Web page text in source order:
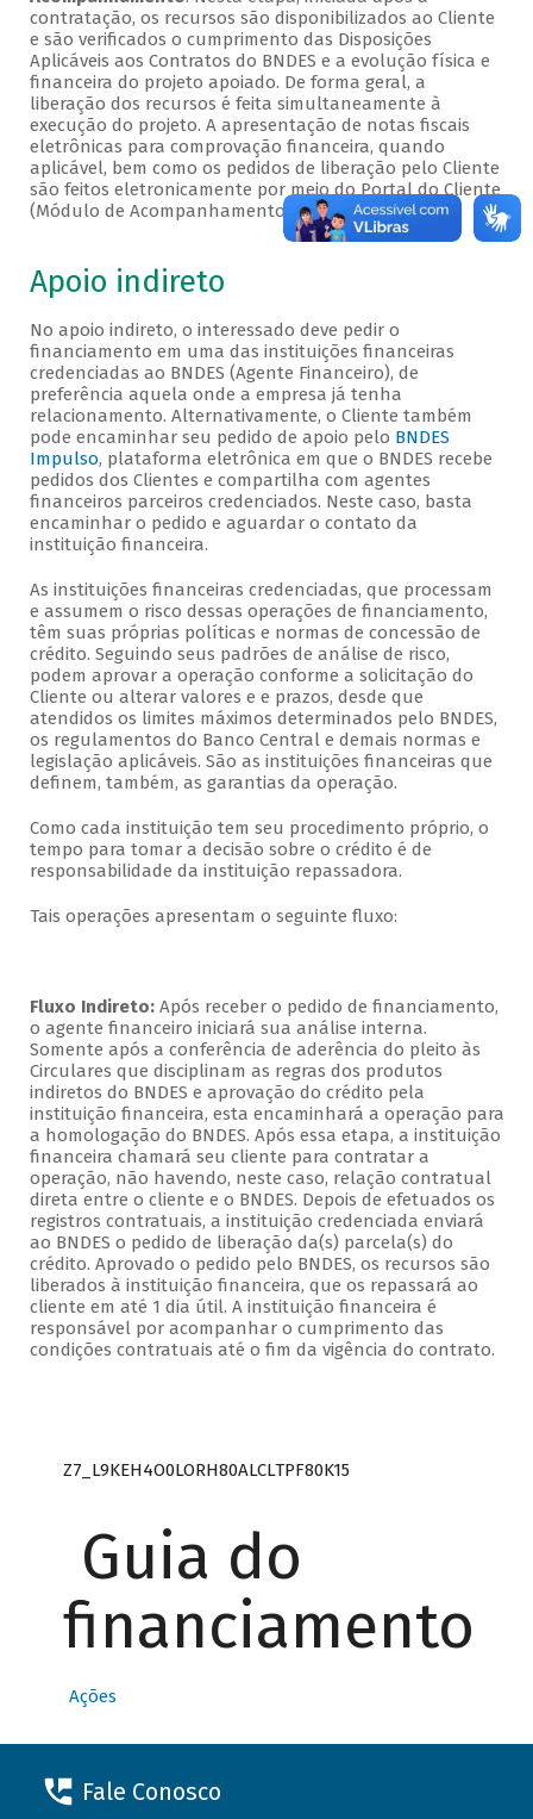
contratação, os recursos são disponibilizados ao Cliente
e são verificados o cumprimento das Disposições
Aplicáveis aos Contratos do BNDES e a evolução física e
financeira do projeto apoiado. De forma geral, a
liberação dos recursos é feita simultaneamente à
execução do projeto. A apresentação de notas fiscais
eletrônicas para comprovação financeira, quando
aplicável, bem como os pedidos de liberação pelo Cliente
são feitos eletronicamente por meio do Portal do Cliente
(Módulo de Acompanhamento).
Apoio indireto
No apoio indireto, o interessado deve pedir o
financiamento em uma das instituições financeiras
credenciadas ao BNDES (Agente Financeiro), de
preferência aquela onde a empresa já tenha
relacionamento. Alternativamente, o Cliente também
pode encaminhar seu pedido de apoio pelo BNDES
Impulso, plataforma eletrônica em que o BNDES recebe
pedidos dos Clientes e compartilha com agentes
financeiros parceiros credenciados. Neste caso, basta
encaminhar o pedido e aguardar o contato da
instituição financeira.
As instituições financeiras credenciadas, que processam
e assumem o risco dessas operações de financiamento,
têm suas próprias políticas e normas de concessão de
crédito. Seguindo seus padrões de análise de risco,
podem aprovar a operação conforme a solicitação do
Cliente ou alterar valores e e prazos, desde que
atendidos os limites máximos determinados pelo BNDES,
os regulamentos do Banco Central e demais normas e
legislação aplicáveis. São as instituições financeiras que
definem, também, as garantias da operação.
Como cada instituição tem seu procedimento próprio, o
tempo para tomar a decisão sobre o crédito é de
responsabilidade da instituição repassadora.
Tais operações apresentam o seguinte fluxo:
Fluxo Indireto: Após receber o pedido de financiamento,
o agente financeiro iniciará sua análise interna.
Somente após a conferência de aderência do pleito às
Circulares que disciplinam as regras dos produtos
indiretos do BNDES e aprovação do crédito pela
instituição financeira, esta encaminhará a operação para
a homologação do BNDES. Após essa etapa, a instituição
financeira chamará seu cliente para contratar a
operação, não havendo, neste caso, relação contratual
direta entre o cliente e o BNDES. Depois de efetuados os
registros contratuais, a instituição credenciada enviará
ao BNDES o pedido de liberação da(s) parcela(s) do
crédito. Aprovado o pedido pelo BNDES, os recursos são
liberados à instituição financeira, que os repassará ao
cliente em até 1 dia útil. A instituição financeira é
responsável por acompanhar o cumprimento das
condições contratuais até o fim da vigência do contrato.
Z7_L9KEH4O0LORH80ALCLTPF80K15
Guia do
financiamento
Ações
Fale Conosco